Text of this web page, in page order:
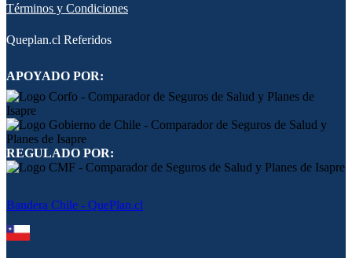
Términos y Condiciones
Queplan.cl Referidos
APOYADO POR:
REGULADO POR:
Bandera Chile - QuePlan.cl